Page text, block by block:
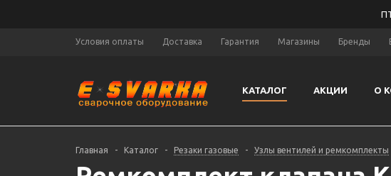
Условия оплаты Доставка Гарантия Магазины Бренды
КАТАЛОГ АКЦИИ О
Главная - Каталог - Резаки газовые - Узлы вентилей и ремкомплекты